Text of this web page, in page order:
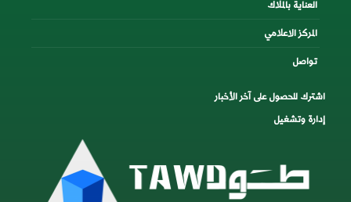
العناية بالملاك
المركز الاعلامي
تواصل
اشترك للحصول على آخر الأخبار
إدارة وتشغيل